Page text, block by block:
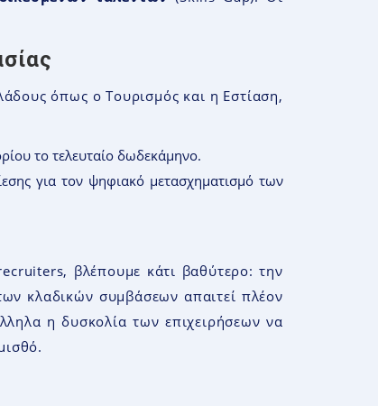
όπως ο Τουρισμός και η Εστίαση,
το τελευταίο δωδεκάμηνο.
για τον ψηφιακό μετασχηματισμό των
βλέπουμε κάτι βαθύτερο: την
κλαδικών συμβάσεων απαιτεί πλέον
η δυσκολία των επιχειρήσεων να